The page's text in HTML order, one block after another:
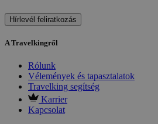
Hírlevél feliratkozás
A Travelkingről
Rólunk
Vélemények és tapasztalatok
Travelking segítség
Karrier
Kapcsolat